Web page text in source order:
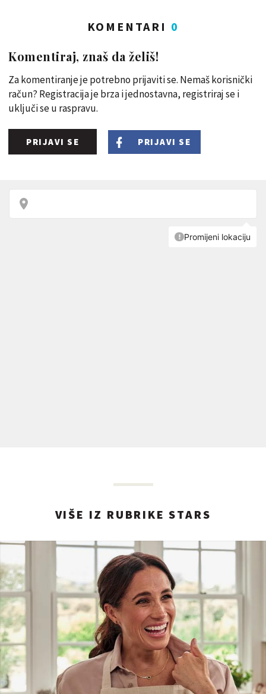
KOMENTARI 0
Komentiraj, znaš da želiš!
Za komentiranje je potrebno prijaviti se. Nemaš korisnički
račun? Registracija je brza i jednostavna, registriraj se i
uključi se u raspravu.
PRIJAVI SE PRIJAVI SE
VIŠE IZ RUBRIKE STARS